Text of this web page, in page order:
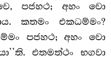
පජහථ; අහං වො
කතමං එකධම්මං?
පජහථ; අහං වො
එතමත්ථං භගවා